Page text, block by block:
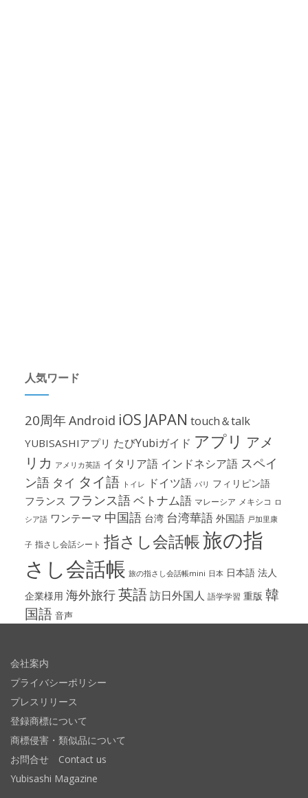
人気ワード
20周年Android iOS JAPAN touch＆talk
YUBISASHIアプリ たびYubiガイド アプリ アメ
リカ アメリカ英語 イタリア語 インドネシア語 スペイ
ン語 タイ タイ語 トイレ ドイツ語 パリ フィリピン語
フランス フランス語ベトナム語 マレーシア メキシコ ロ
シア語 ワンテーマ 中国語 台湾 台湾華語 外国語 戸加里康
子 指さし会話シート 指さし会話帳旅の指
さし会話帳 旅の指さし会話帳mini 日本 日本語 法人
企業様用 海外旅行英語訪日外国人 語学学習 重版 韓
国語 音声
会社案内
プライバシーポリシー
プレスリリース
登録商標について
商標侵害・類似品について
お問合せ Contact us
Yubisashi Magazine